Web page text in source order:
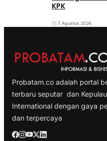
KPK
7 Agustus 2026
Probatam.co adalah portal
terbaru seputar dan
International dengan gaya
dan terpercaya